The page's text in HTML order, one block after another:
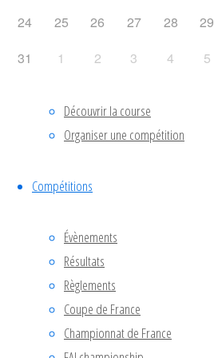
La course
Découvrir la course
Organiser une compétition
Compétitions
Évènements
Résultats
Règlements
Coupe de France
Championnat de France
24
25 26 27 28 29
31
1 2 3 4 5
Archives
septembre 2022
septembre 2019
Catégories